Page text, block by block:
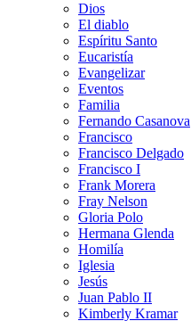
Dios
El diablo
Espíritu Santo
Eucaristía
Evangelizar
Eventos
Familia
Fernando Casanova
Francisco
Francisco Delgado
Francisco I
Frank Morera
Fray Nelson
Gloria Polo
Hermana Glenda
Homilía
Iglesia
Jesús
Juan Pablo II
Kimberly Kramar